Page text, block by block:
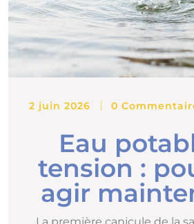
2 juin 2026 0
Eau
tension :
agir